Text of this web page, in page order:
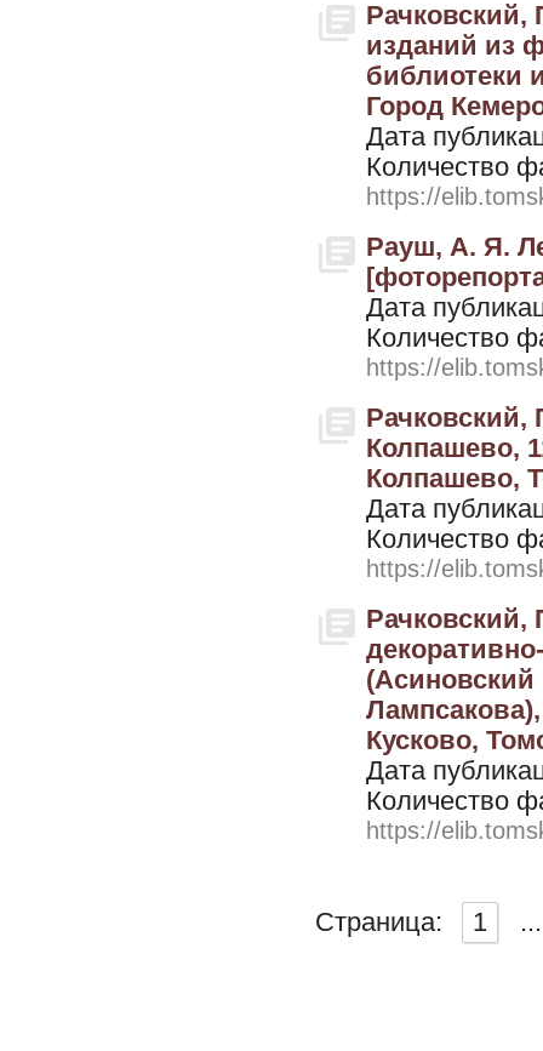
изданий из
библиотеки
Город
Дата
Количество
https://
Рауш, А. Я.
Дата
Количество
https://
Колпашево,
Колпашево,
Дата
Количество
https://
(Асиновский
Кусково,
Дата
Количество
https://
Страница: 1 ...